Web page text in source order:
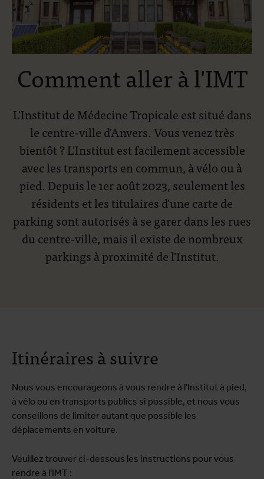
Comment aller à l'IMT
L'Institut de Médecine Tropicale est situé dans
le centre-ville d'Anvers. Vous venez très
bientôt ? L'Institut est facilement accessible
avec les transports en commun, à vélo ou à
pied. Depuis le 1er août 2023, seulement les
résidents et les titulaires d'une carte de
parking sont autorisés à se garer dans les rues
du centre-ville, mais il existe de nombreux
parkings à proximité de l'Institut.
Itinéraires à suivre
Nous vous encourageons à vous rendre à l'Institut à pied,
à vélo ou en transports publics si possible, et nous vous
conseillons de limiter autant que possible les
déplacements en voiture.
Veuillez trouver ci-dessous les instructions pour vous
rendre à l'IMT :